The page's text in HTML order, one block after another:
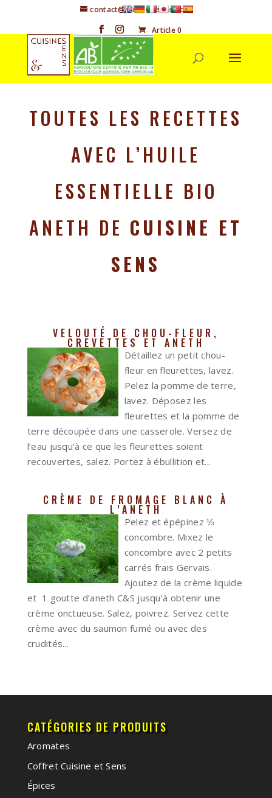
contact@cuisineetsens.com
Article 0
TOUTES LES RECETTES
AVEC L’HUILE
ESSENTIELLE BIO
ANETH DE CUISINE ET
SENS
VELOUTÉ DE CHOU-FLEUR,
CREVETTES ET ANETH
Détaillez un petit chou-
fleur en fleurettes, lavez.
Pelez la pomme de terre,
lavez. Déposez les
fleurettes et la pomme de
terre découpée dans une casserole. Versez de
l’eau jusqu’à ce que les fleurettes soient
recouvertes, salez. Portez à ébullition et...
CRÈME DE FROMAGE BLANC À
L’ANETH
Pelez et épépinez ⅓
concombre. Mixez le
concombre avec 2 petits
carrés frais Gervais.
Ajoutez de la crème liquide
et 1 goutte d’aneth C&S jusqu’à obtenir une
crème onctueuse. Salez, poivrez. Servez cette
crème avec du saumon fumé ou avec des
crudités...
CATÉGORIES DE PRODUITS
Aromates
Coffret Cuisine et Sens
Épices